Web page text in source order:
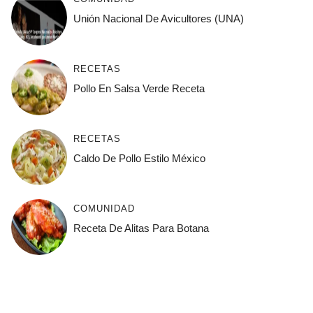
Unión Nacional De Avicultores (UNA)
RECETAS
Pollo En Salsa Verde Receta
RECETAS
Caldo De Pollo Estilo México
COMUNIDAD
Receta De Alitas Para Botana